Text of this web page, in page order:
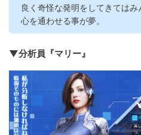
良く奇怪な発明をしてきては
心を通わせる事が夢。
▼分析員『マリー』